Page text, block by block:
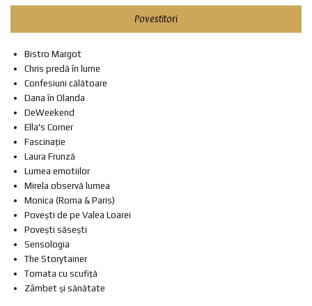
Povestitori
Bistro Margot
Chris predă în lume
Confesiuni călătoare
Dana în Olanda
DeWeekend
Ella's Corner
Fascinație
Laura Frunză
Lumea emotiilor
Mirela observă lumea
Monica (Roma & Paris)
Povești de pe Valea Loarei
Povești săsești
Sensologia
The Storytainer
Tomata cu scufiță
Zâmbet și sănătate